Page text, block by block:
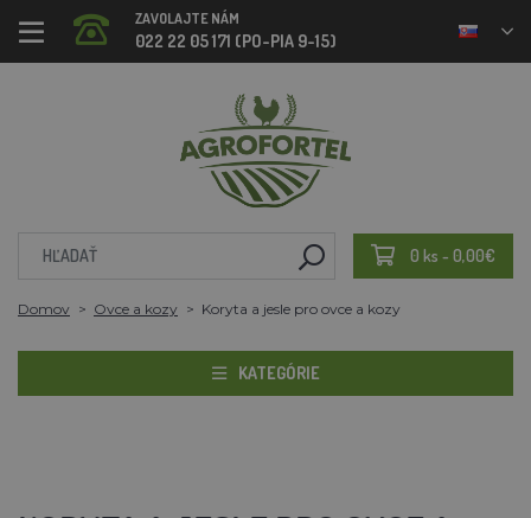
ZAVOLAJTE NÁM
022 22 05 171 (PO-PIA 9-15)
0 ks - 0,00€
Domov Ovce a kozy Koryta a jesle pro ovce a kozy
KATEGÓRIE